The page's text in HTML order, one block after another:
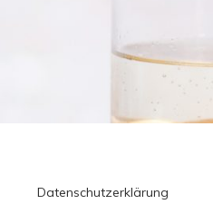
Datenschutzerklärung